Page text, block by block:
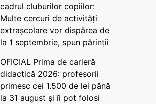
cadrul cluburilor copiilor:
Multe cercuri de activități
extrașcolare vor dispărea de
la 1 septembrie, spun părinții
OFICIAL Prima de carieră
didactică 2026: profesorii
primesc cei 1.500 de lei până
la 31 august și îi pot folosi